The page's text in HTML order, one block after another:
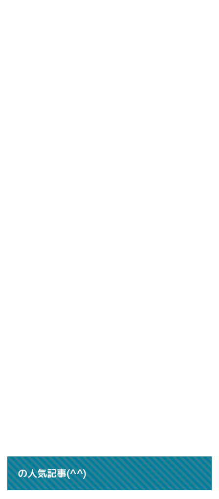
の人気記事(^^)